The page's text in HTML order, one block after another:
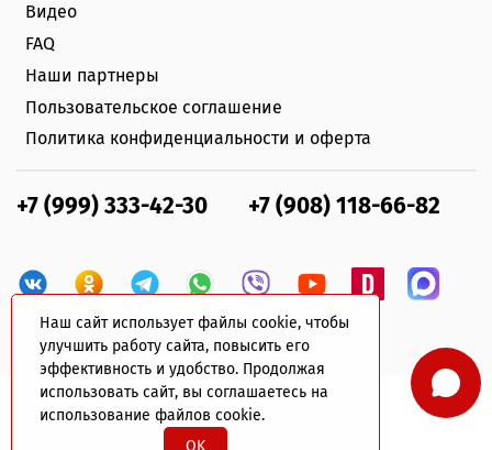
Наш сайт использует файлы cookie, чтобы
улучшить работу сайта, повысить его
эффективность и удобство. Продолжая
использовать сайт, вы соглашаетесь на
использование файлов cookie.
OK
Видео
FAQ
Наши партнеры
Пользовательское соглашение
Политика конфиденциальности и оферта
+7 (999) 333-42-30 +7 (908) 118-66-82
© 2022 plastik-avto.ru Все права защищены